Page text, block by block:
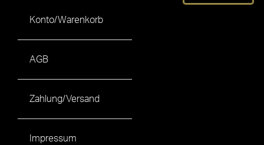
Konto/Warenkorb
AGB
Zahlung/Versand
Impressum